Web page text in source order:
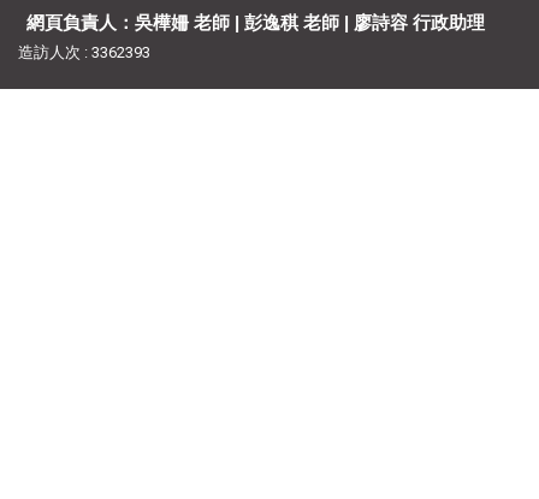
網頁負責人：吳樺姍 老師 | 彭逸稘 老師 | 廖詩容 行政助理
造訪人次 : 3362393